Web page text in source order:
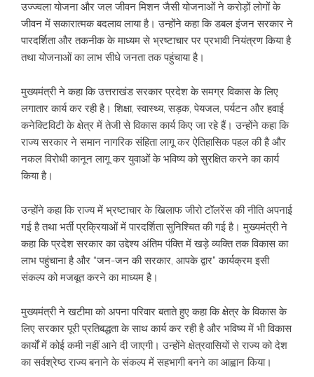
उज्ज्वला योजना और जल जीवन मिशन जैसी योजनाओं ने करोड़ों लोगों के
जीवन में सकारात्मक बदलाव लाया है। उन्होंने कहा कि डबल इंजन सरकार ने
पारदर्शिता और तकनीक के माध्यम से भ्रष्टाचार पर प्रभावी नियंत्रण किया है
तथा योजनाओं का लाभ सीधे जनता तक पहुंचाया है।
मुख्यमंत्री ने कहा कि उत्तराखंड सरकार प्रदेश के समग्र विकास के लिए
लगातार कार्य कर रही है। शिक्षा, स्वास्थ्य, सड़क, पेयजल, पर्यटन और हवाई
कनेक्टिविटी के क्षेत्र में तेजी से विकास कार्य किए जा रहे हैं। उन्होंने कहा कि
राज्य सरकार ने समान नागरिक संहिता लागू कर ऐतिहासिक पहल की है और
नकल विरोधी कानून लागू कर युवाओं के भविष्य को सुरक्षित करने का कार्य
किया है।
उन्होंने कहा कि राज्य में भ्रष्टाचार के खिलाफ जीरो टॉलरेंस की नीति अपनाई
गई है तथा भर्ती प्रक्रियाओं में पारदर्शिता सुनिश्चित की गई है। मुख्यमंत्री ने
कहा कि प्रदेश सरकार का उद्देश्य अंतिम पंक्ति में खड़े व्यक्ति तक विकास का
लाभ पहुंचाना है और “जन-जन की सरकार, आपके द्वार” कार्यक्रम इसी
संकल्प को मजबूत करने का माध्यम है।
मुख्यमंत्री ने खटीमा को अपना परिवार बताते हुए कहा कि क्षेत्र के विकास के
लिए सरकार पूरी प्रतिबद्धता के साथ कार्य कर रही है और भविष्य में भी विकास
कार्यों में कोई कमी नहीं आने दी जाएगी। उन्होंने क्षेत्रवासियों से राज्य को देश
का सर्वश्रेष्ठ राज्य बनाने के संकल्प में सहभागी बनने का आह्वान किया।